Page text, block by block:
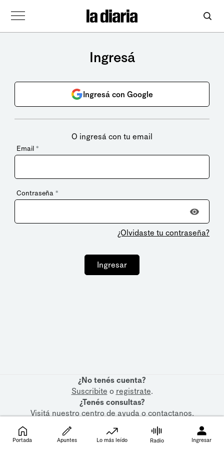
Ingresá
Ingresá con Google
O ingresá con tu email
Email *
Contraseña *
¿Olvidaste tu contraseña?
Ingresar
¿No tenés cuenta?
Suscribite o registrate.
¿Tenés consultas?
Visitá nuestrocentro de ayudaocontactanos.
Portada Apuntes Lo más leído Radio Ingresar